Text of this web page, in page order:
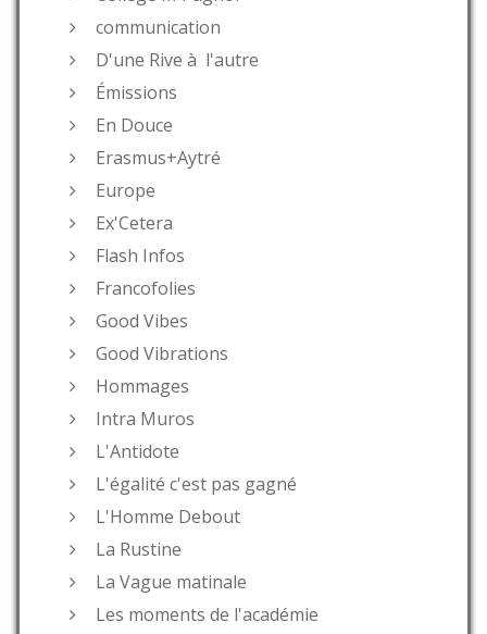
communication
D'une Rive à l'autre
Émissions
En Douce
Erasmus+Aytré
Europe
Ex'Cetera
Flash Infos
Francofolies
Good Vibes
Good Vibrations
Hommages
Intra Muros
L'Antidote
L'égalité c'est pas gagné
L'Homme Debout
La Rustine
La Vague matinale
Les moments de l'académie